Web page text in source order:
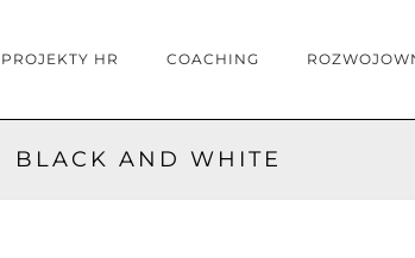
PROJEKTY HR COACHING
BLACK AND WHITE